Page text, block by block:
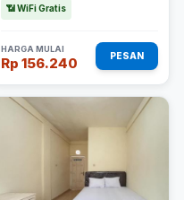
📶 WiFi Gratis
HARGA MULAI
Rp 156.240 PESAN